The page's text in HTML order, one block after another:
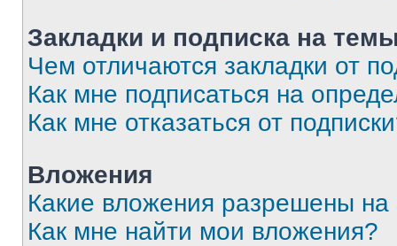
Закладки и подписка на
Чем отличаются закладки от
Как мне подписаться на
Как мне отказаться от
Вложения
Какие вложения разрешены
Как мне найти мои вложения?